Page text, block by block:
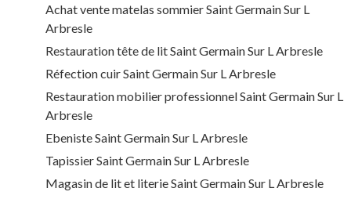
Achat vente matelas sommier Saint Germain Sur L
Arbresle
Restauration tête de lit Saint Germain Sur L Arbresle
Réfection cuir Saint Germain Sur L Arbresle
Restauration mobilier professionnel Saint Germain Sur L
Arbresle
Ebeniste Saint Germain Sur L Arbresle
Tapissier Saint Germain Sur L Arbresle
Magasin de lit et literie Saint Germain Sur L Arbresle